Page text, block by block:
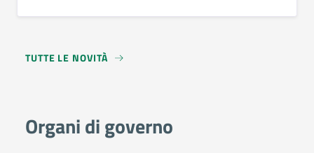
TUTTE LE NOVITÀ
Organi di governo